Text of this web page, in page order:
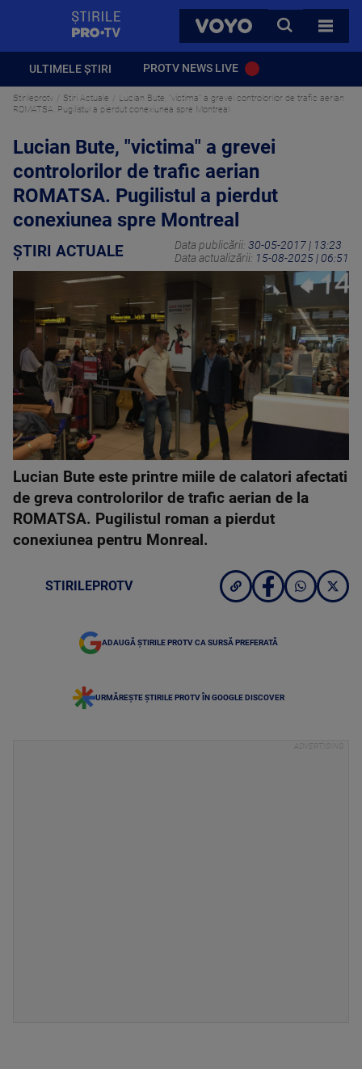
VOYO
CAUTA
TOATE
ULTIMELE ȘTIRI PROTV NEWS LIVE
Stirileprotv Știri Actuale
Lucian Bute, "victima" a grevei controlorilor de trafic aerian
ROMATSA. Pugilistul a pierdut conexiunea spre Montreal
Lucian Bute, "victima" a grevei
controlorilor de trafic aerian
ROMATSA. Pugilistul a pierdut
conexiunea spre Montreal
ȘTIRI ACTUALE Data publicării: 30-05-2017 | 13:23
Data actualizării: 15-08-2025 | 06:51
Lucian Bute este printre miile de calatori afectati
de greva controlorilor de trafic aerian de la
ROMATSA. Pugilistul roman a pierdut
conexiunea pentru Monreal.
STIRILEPROTV
ADAUGĂ ȘTIRILE PROTV CA SURSĂ PREFERATĂ
URMĂREȘTE ȘTIRILE PROTV ÎN GOOGLE DISCOVER